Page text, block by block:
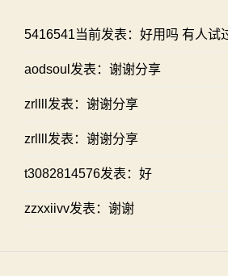
5416541当前发表：好用吗 有人试
aodsoul发表：谢谢分享
zrllll发表：谢谢分享
zrllll发表：谢谢分享
t3082814576发表：好
zzxxiivv发表：谢谢